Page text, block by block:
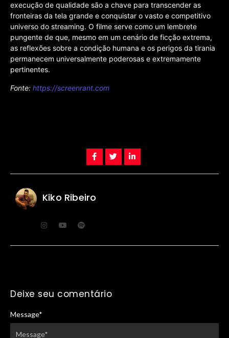
execução de qualidade são a chave para transcender as
fronteiras da tela grande e conquistar o vasto e competitivo
universo do streaming. O filme serve como um lembrete
pungente de que, mesmo em um cenário de ficção extrema,
as reflexões sobre a condição humana e os perigos da tirania
permanecem universalmente poderosas e extremamente
pertinentes.
Fonte: https://screenrant.com
Kiko Ribeiro
Deixe seu comentário
Message*